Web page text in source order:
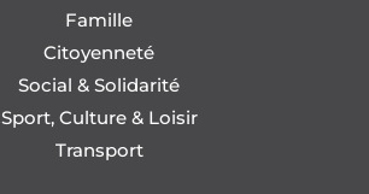
Famille
Citoyenneté
Social & Solidarité
Sport, Culture & Loisir
Transport